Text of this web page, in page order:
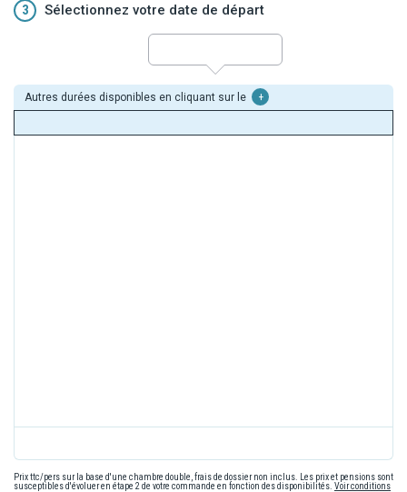
3 Sélectionnez votre date de départ
Autres durées disponibles en cliquant sur le +
Prix ttc/pers sur la base d'une chambre double, frais de dossier non inclus. Les prix et pensions sont
susceptibles d'évoluer en étape 2 de votre commande en fonction des disponibilités. Voir conditions